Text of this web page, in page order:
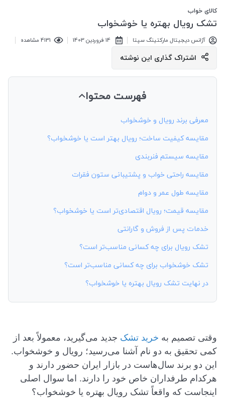
کالای خواب
تشک رویال بهتره یا خوشخواب
آژانس دیجیتال مارکتینگ سپتا 14 فروردين 1403 4131 مشاهده
اشتراک گذاری این نوشته
فهرست محتوا
معرفی برند رویال و خوشخواب
مقایسه کیفیت ساخت؛ رویال بهتر است یا خوشخواب؟
مقایسه سیستم فنربندی
مقایسه راحتی خواب و پشتیبانی ستون فقرات
مقایسه طول عمر و دوام
مقایسه قیمت؛ رویال اقتصادی‌تر است یا خوشخواب؟
خدمات پس از فروش و گارانتی
تشک رویال برای چه کسانی مناسب‌تر است؟
تشک خوشخواب برای چه کسانی مناسب‌تر است؟
در نهایت تشک رویال بهتره یا خوشخواب؟
وقتی تصمیم به خرید تشک جدید می‌گیرید، معمولاً بعد از
کمی تحقیق به دو نام آشنا می‌رسید؛ رویال و خوشخواب.
این دو برند سال‌هاست در بازار ایران حضور دارند و
هرکدام طرفداران خاص خود را دارند. اما سوال اصلی
اینجاست که واقعاً تشک رویال بهتره یا خوشخواب؟